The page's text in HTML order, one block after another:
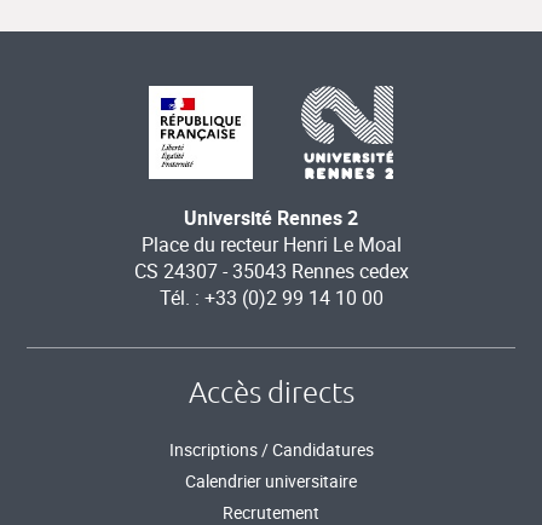
Université Rennes 2
Place du recteur Henri Le Moal
CS 24307 - 35043 Rennes cedex
Tél. : +33 (0)2 99 14 10 00
Accès directs
Inscriptions / Candidatures
Calendrier universitaire
Recrutement